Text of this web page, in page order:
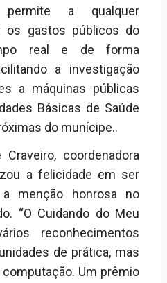
permite a qualquer
os gastos públicos do
real e de forma
a investigação
a máquinas públicas
Básicas de Saúde
do munícipe..
coordenadora
a felicidade em ser
menção honrosa no
“O Cuidando do Meu
reconhecimentos
de prática, mas
Um prêmio